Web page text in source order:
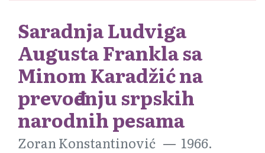
Saradnja Ludviga
Augusta Frankla sa
Minom Karadžić na
prevođenju srpskih
narodnih pesama
Zoran Konstantinović 1966.